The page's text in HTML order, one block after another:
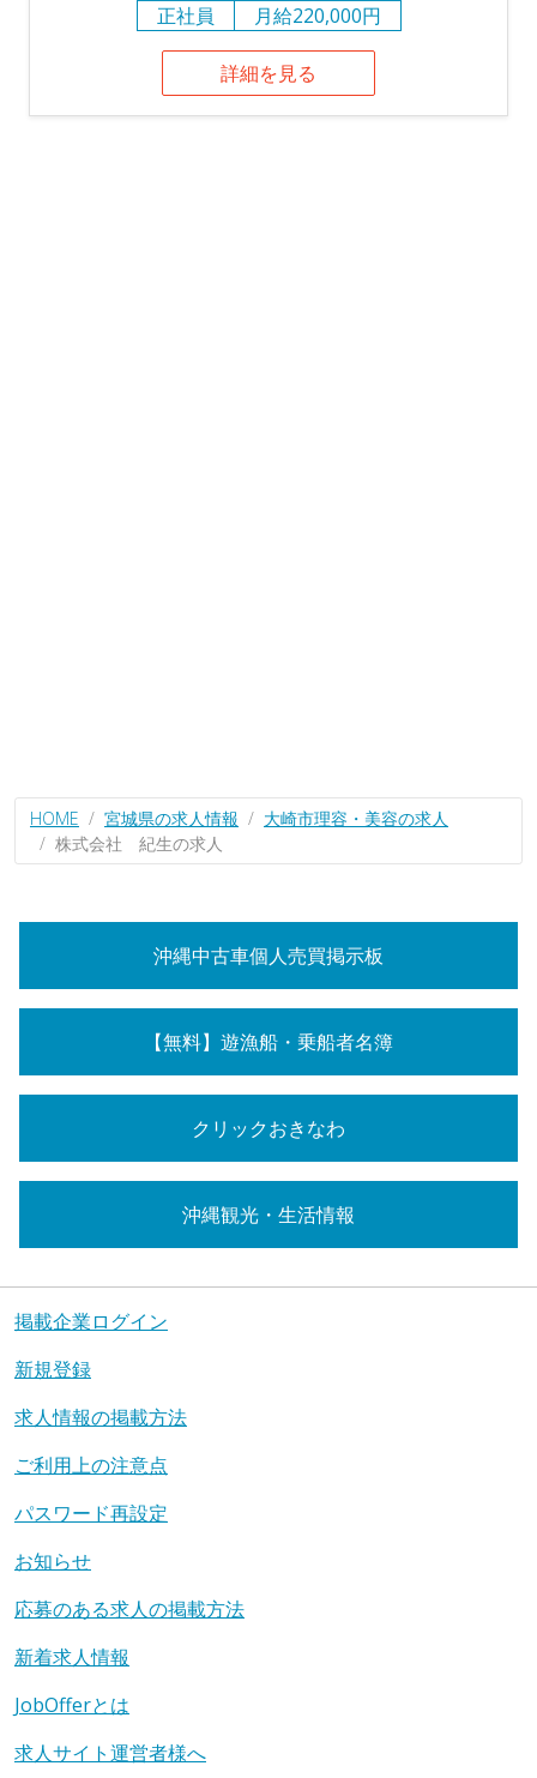
正社員
月給220,000円
詳細を見る
HOME 宮城県の求人情報
大崎市理容・美容の求人
株式会社 紀生の求人
沖縄中古車個人売買掲示板
【無料】遊漁船・乗船者名簿
クリックおきなわ
沖縄観光・生活情報
掲載企業ログイン
新規登録
求人情報の掲載方法
ご利用上の注意点
パスワード再設定
お知らせ
応募のある求人の掲載方法
新着求人情報
JobOfferとは
求人サイト運営者様へ